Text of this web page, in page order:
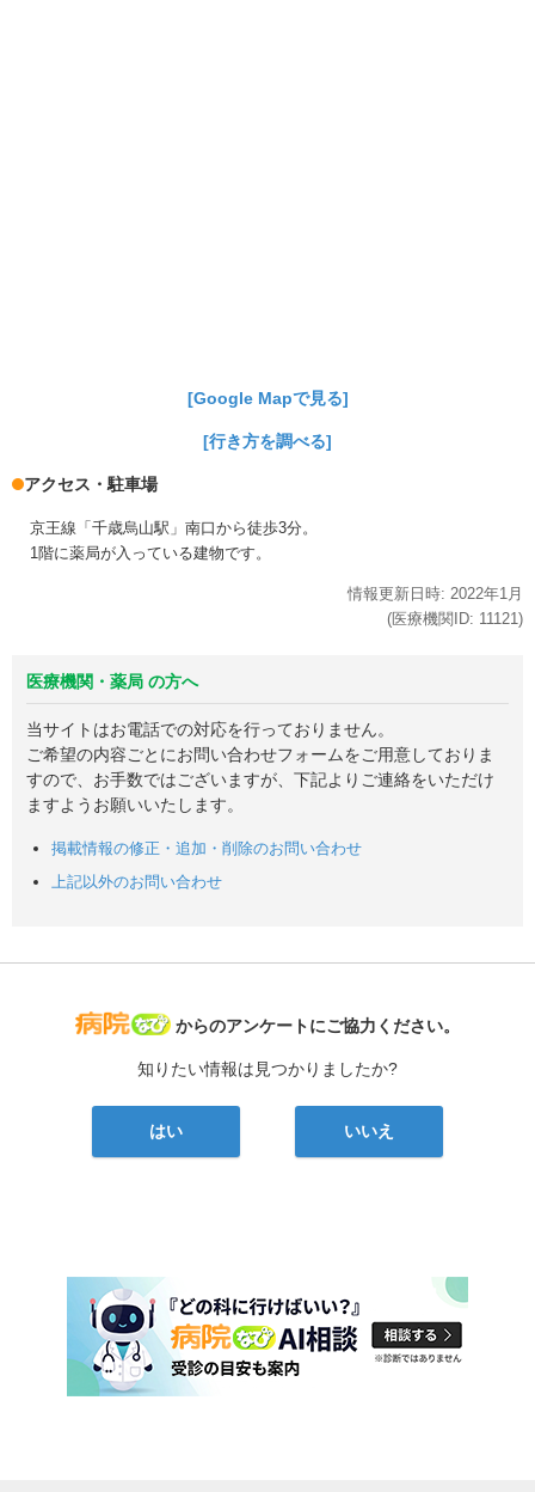
[Google Mapで見る]
[行き方を調べる]
アクセス・駐車場
京王線「千歳烏山駅」南口から徒歩3分。
1階に薬局が入っている建物です。
情報更新日時: 2022年1月
(医療機関ID: 11121)
医療機関・薬局 の方へ
当サイトはお電話での対応を行っておりません。
ご希望の内容ごとにお問い合わせフォームをご用意しておりま
すので、お手数ではございますが、下記よりご連絡をいただけ
ますようお願いいたします。
掲載情報の修正・追加・削除のお問い合わせ
上記以外のお問い合わせ
病院なび
からのアンケートにご協力ください。
知りたい情報は見つかりましたか?
はい いいえ